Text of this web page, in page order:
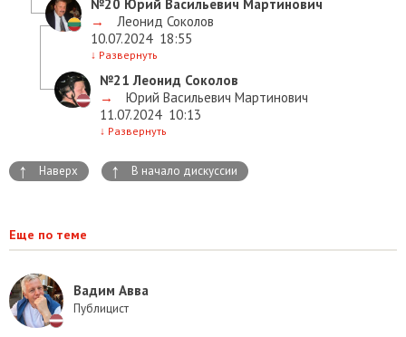
№20 Юрий Васильевич Мартинович
→
Леонид Соколов
10.07.2024 18:55
↓ Развернуть
№21 Леонид Соколов
→
Юрий Васильевич Мартинович
11.07.2024 10:13
↓ Развернуть
↑ Наверх ↑ В начало дискуссии
Еще по теме
Вадим Авва
Публицист